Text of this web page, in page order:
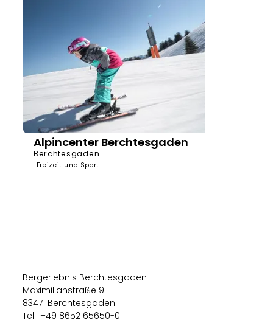
Alpincenter Berchtesgaden
Berchtesgaden
Freizeit und Sport
Bergerlebnis Berchtesgaden
Maximilianstraße 9
83471 Berchtesgaden
Tel.: +49 8652 65650-0